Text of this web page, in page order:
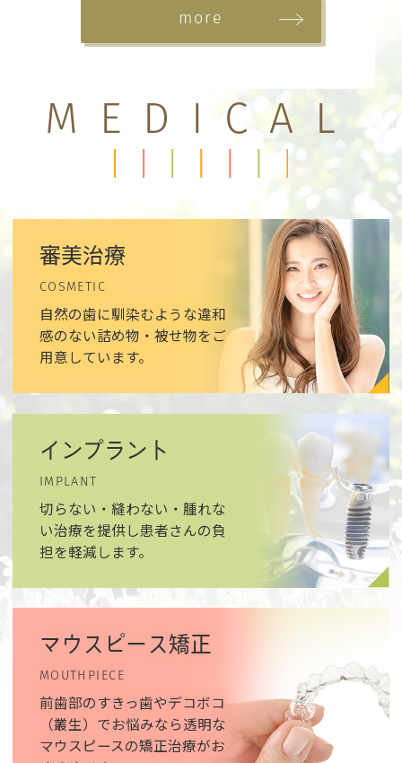
more
MEDICAL
審美治療
COSMETIC
自然の歯に馴染むような違和
感のない詰め物・被せ物をご
用意しています。
インプラント
IMPLANT
切らない・縫わない・腫れな
い治療を提供し患者さんの負
担を軽減します。
マウスピース矯正
MOUTHPIECE
前歯部のすきっ歯やデコボコ
（叢生）でお悩みなら透明な
マウスピースの矯正治療がお